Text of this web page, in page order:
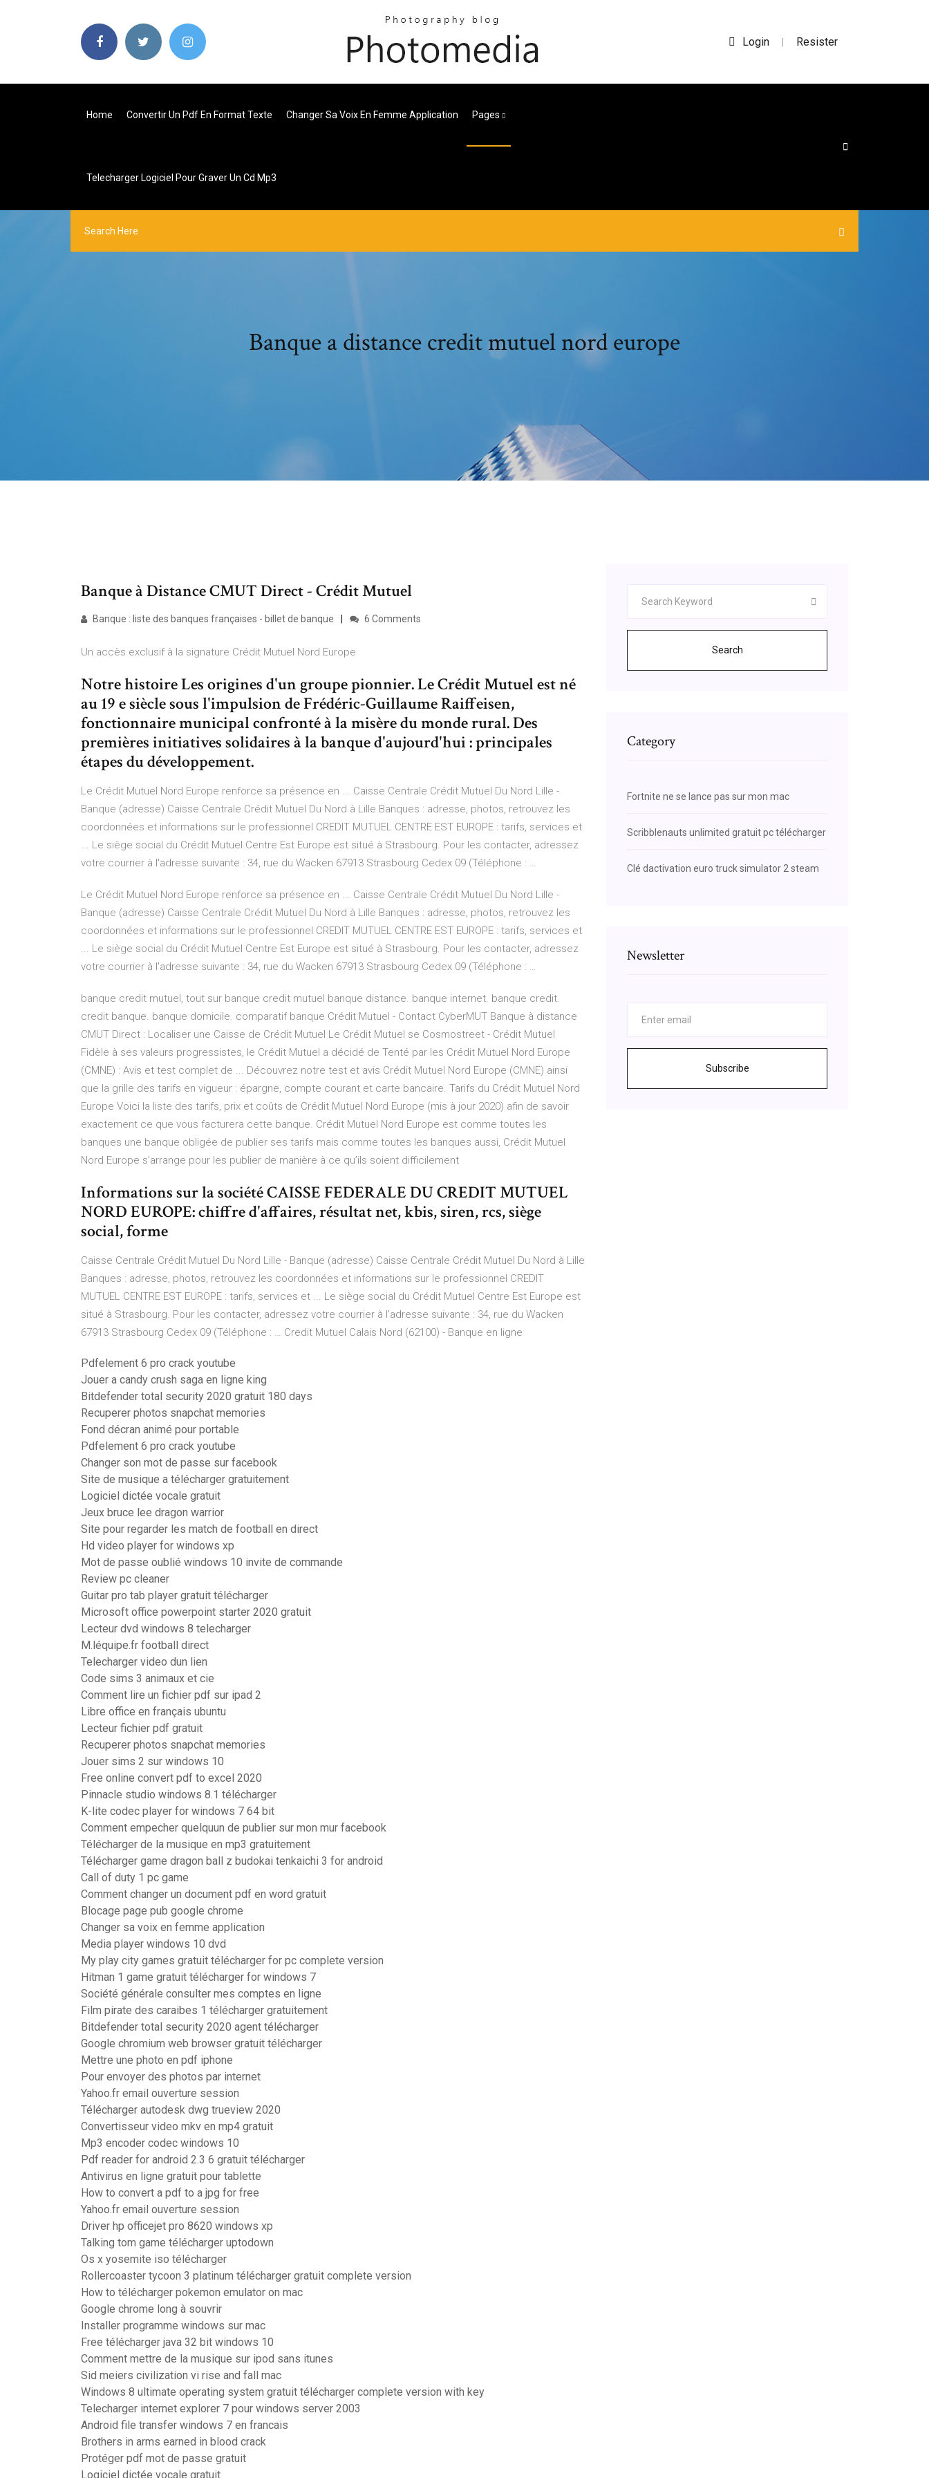
Login | Resister
Home Convertir Un Pdf En Format Texte Changer Sa Voix En Femme Application Pages
Telecharger Logiciel Pour Graver Un Cd Mp3
Banque a distance credit mutuel nord europe
Banque à Distance CMUT Direct - Crédit Mutuel
Banque : liste des banques françaises - billet de banque 6 Comments
Un accès exclusif à la signature Crédit Mutuel Nord Europe
Notre histoire Les origines d'un groupe pionnier. Le Crédit Mutuel est né
au 19 e siècle sous l'impulsion de Frédéric-Guillaume Raiffeisen,
fonctionnaire municipal confronté à la misère du monde rural. Des
premières initiatives solidaires à la banque d'aujourd'hui : principales
étapes du développement.
Le Crédit Mutuel Nord Europe renforce sa présence en ... Caisse Centrale Crédit Mutuel Du Nord Lille -
Banque (adresse) Caisse Centrale Crédit Mutuel Du Nord à Lille Banques : adresse, photos, retrouvez les
coordonnées et informations sur le professionnel CREDIT MUTUEL CENTRE EST EUROPE : tarifs, services et
... Le siège social du Crédit Mutuel Centre Est Europe est situé à Strasbourg. Pour les contacter, adressez
votre courrier à l'adresse suivante : 34, rue du Wacken 67913 Strasbourg Cedex 09 (Téléphone : …
Le Crédit Mutuel Nord Europe renforce sa présence en ... Caisse Centrale Crédit Mutuel Du Nord Lille -
Banque (adresse) Caisse Centrale Crédit Mutuel Du Nord à Lille Banques : adresse, photos, retrouvez les
coordonnées et informations sur le professionnel CREDIT MUTUEL CENTRE EST EUROPE : tarifs, services et
... Le siège social du Crédit Mutuel Centre Est Europe est situé à Strasbourg. Pour les contacter, adressez
votre courrier à l'adresse suivante : 34, rue du Wacken 67913 Strasbourg Cedex 09 (Téléphone : …
banque credit mutuel, tout sur banque credit mutuel banque distance. banque internet. banque credit.
credit banque. banque domicile. comparatif banque Crédit Mutuel - Contact CyberMUT Banque à distance
CMUT Direct : Localiser une Caisse de Crédit Mutuel Le Crédit Mutuel se Cosmostreet - Crédit Mutuel
Fidèle à ses valeurs progressistes, le Crédit Mutuel a décidé de Tenté par les Crédit Mutuel Nord Europe
(CMNE) : Avis et test complet de ... Découvrez notre test et avis Crédit Mutuel Nord Europe (CMNE) ainsi
que la grille des tarifs en vigueur : épargne, compte courant et carte bancaire. Tarifs du Crédit Mutuel Nord
Europe Voici la liste des tarifs, prix et coûts de Crédit Mutuel Nord Europe (mis à jour 2020) afin de savoir
exactement ce que vous facturera cette banque. Crédit Mutuel Nord Europe est comme toutes les
banques une banque obligée de publier ses tarifs mais comme toutes les banques aussi, Crédit Mutuel
Nord Europe s’arrange pour les publier de manière à ce qu’ils soient difficilement
Informations sur la société CAISSE FEDERALE DU CREDIT MUTUEL
NORD EUROPE: chiffre d'affaires, résultat net, kbis, siren, rcs, siège
social, forme
Caisse Centrale Crédit Mutuel Du Nord Lille - Banque (adresse) Caisse Centrale Crédit Mutuel Du Nord à Lille
Banques : adresse, photos, retrouvez les coordonnées et informations sur le professionnel CREDIT
MUTUEL CENTRE EST EUROPE : tarifs, services et ... Le siège social du Crédit Mutuel Centre Est Europe est
situé à Strasbourg. Pour les contacter, adressez votre courrier à l'adresse suivante : 34, rue du Wacken
67913 Strasbourg Cedex 09 (Téléphone : … Credit Mutuel Calais Nord (62100) - Banque en ligne
Pdfelement 6 pro crack youtube
Jouer a candy crush saga en ligne king
Bitdefender total security 2020 gratuit 180 days
Recuperer photos snapchat memories
Fond décran animé pour portable
Pdfelement 6 pro crack youtube
Changer son mot de passe sur facebook
Site de musique a télécharger gratuitement
Logiciel dictée vocale gratuit
Jeux bruce lee dragon warrior
Site pour regarder les match de football en direct
Hd video player for windows xp
Mot de passe oublié windows 10 invite de commande
Review pc cleaner
Guitar pro tab player gratuit télécharger
Microsoft office powerpoint starter 2020 gratuit
Lecteur dvd windows 8 telecharger
M.léquipe.fr football direct
Telecharger video dun lien
Code sims 3 animaux et cie
Comment lire un fichier pdf sur ipad 2
Libre office en français ubuntu
Lecteur fichier pdf gratuit
Recuperer photos snapchat memories
Jouer sims 2 sur windows 10
Free online convert pdf to excel 2020
Pinnacle studio windows 8.1 télécharger
K-lite codec player for windows 7 64 bit
Comment empecher quelquun de publier sur mon mur facebook
Télécharger de la musique en mp3 gratuitement
Télécharger game dragon ball z budokai tenkaichi 3 for android
Call of duty 1 pc game
Comment changer un document pdf en word gratuit
Blocage page pub google chrome
Changer sa voix en femme application
Media player windows 10 dvd
My play city games gratuit télécharger for pc complete version
Hitman 1 game gratuit télécharger for windows 7
Société générale consulter mes comptes en ligne
Film pirate des caraibes 1 télécharger gratuitement
Bitdefender total security 2020 agent télécharger
Google chromium web browser gratuit télécharger
Mettre une photo en pdf iphone
Pour envoyer des photos par internet
Yahoo.fr email ouverture session
Télécharger autodesk dwg trueview 2020
Convertisseur video mkv en mp4 gratuit
Mp3 encoder codec windows 10
Pdf reader for android 2.3 6 gratuit télécharger
Antivirus en ligne gratuit pour tablette
How to convert a pdf to a jpg for free
Yahoo.fr email ouverture session
Driver hp officejet pro 8620 windows xp
Talking tom game télécharger uptodown
Os x yosemite iso télécharger
Rollercoaster tycoon 3 platinum télécharger gratuit complete version
How to télécharger pokemon emulator on mac
Google chrome long à souvrir
Installer programme windows sur mac
Free télécharger java 32 bit windows 10
Comment mettre de la musique sur ipod sans itunes
Sid meiers civilization vi rise and fall mac
Windows 8 ultimate operating system gratuit télécharger complete version with key
Telecharger internet explorer 7 pour windows server 2003
Android file transfer windows 7 en francais
Brothers in arms earned in blood crack
Protéger pdf mot de passe gratuit
Logiciel dictée vocale gratuit
Search
Category
Fortnite ne se lance pas sur mon mac
Scribblenauts unlimited gratuit pc télécharger
Clé dactivation euro truck simulator 2 steam
Newsletter
Subscribe